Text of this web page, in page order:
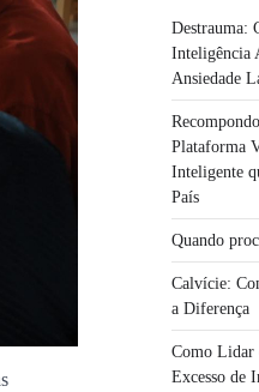
Destrauma:
Inteligência
Ansiedade
Plataforma
Inteligente
País
Quando
Calvície:
a Diferença
Como Lidar
Excesso de